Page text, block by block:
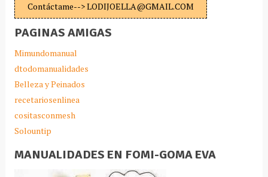
Contáctame--> LODIJOELLA@GMAIL.COM
PAGINAS AMIGAS
Mimundomanual
dtodomanualidades
Belleza y Peinados
recetariosenlinea
cositasconmesh
Solountip
MANUALIDADES EN FOMI-GOMA EVA